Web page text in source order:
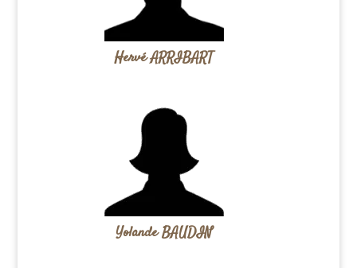
Hervé ARRIBART
Yolande BAUDIN